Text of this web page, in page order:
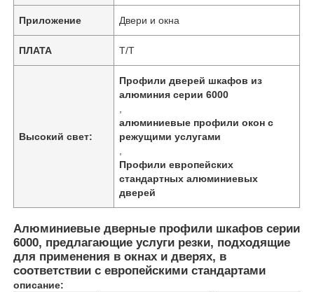
Приложение Двери и окна
ПЛАТА Т/Т
Высокий свет:
Профили дверей шкафов из
алюминия серии 6000
алюминиевые профили окон с
режущими услугами
Профили европейских
стандартных алюминиевых
дверей
Алюминиевые дверные профили шкафов серии
6000, предлагающие услуги резки, подходящие
для применения в окнах и дверях, в
соответствии с европейскими стандартами
описание: